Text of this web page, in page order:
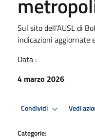
Sul sito dell'AUSL di
indicazioni aggiornate
Data :
4 marzo 2026
Condividi Vedi
Categorie: